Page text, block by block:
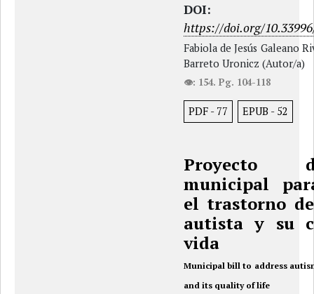
DOI:
https://doi.org/
Fabiola de Jesús Galeano
Barreto Uronicz (Autor/a)
👁: 154. Pg. 104-118
PDF - 77 EPUB - 52
Proyecto
municipal
el trastorno
autista y su
vida
Municipal bill to address
and its quality of life